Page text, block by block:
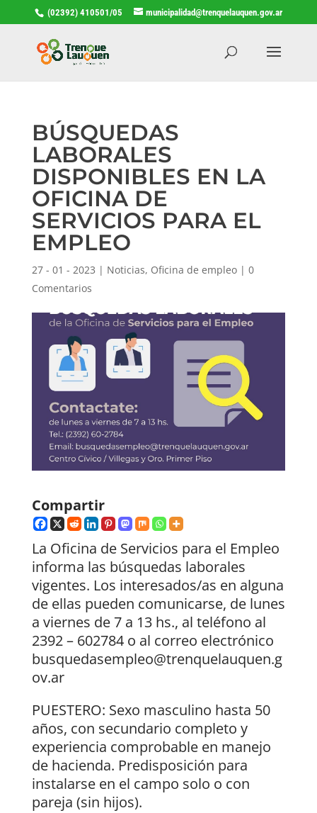
(02392) 410501/05 municipalidad@trenquelauquen.gov.ar
BÚSQUEDAS
LABORALES
DISPONIBLES EN LA
OFICINA DE
SERVICIOS PARA EL
EMPLEO
27 - 01 - 2023 | Noticias, Oficina de empleo| 0
Comentarios
Compartir
La Oficina de Servicios para el Empleo
informa las búsquedas laborales
vigentes. Los interesados/as en alguna
de ellas pueden comunicarse, de lunes
a viernes de 7 a 13 hs., al teléfono al
2392 – 602784 o al correo electrónico
busquedasempleo@trenquelauquen.g
ov.ar
PUESTERO: Sexo masculino hasta 50
años, con secundario completo y
experiencia comprobable en manejo
de hacienda. Predisposición para
instalarse en el campo solo o con
pareja (sin hijos).